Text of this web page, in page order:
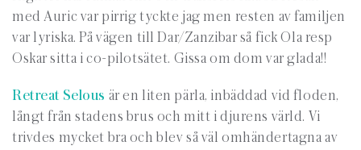
med Auric var pirrig tyckte jag men resten av familjen
var lyriska. På vägen till Dar/Zanzibar så fick Ola resp
Oskar sitta i co-pilotsätet. Gissa om dom var glada!!
Retreat Selous är en liten pärla, inbäddad vid floden,
långt från stadens brus och mitt i djurens värld. Vi
trivdes mycket bra och blev så väl omhändertagna av